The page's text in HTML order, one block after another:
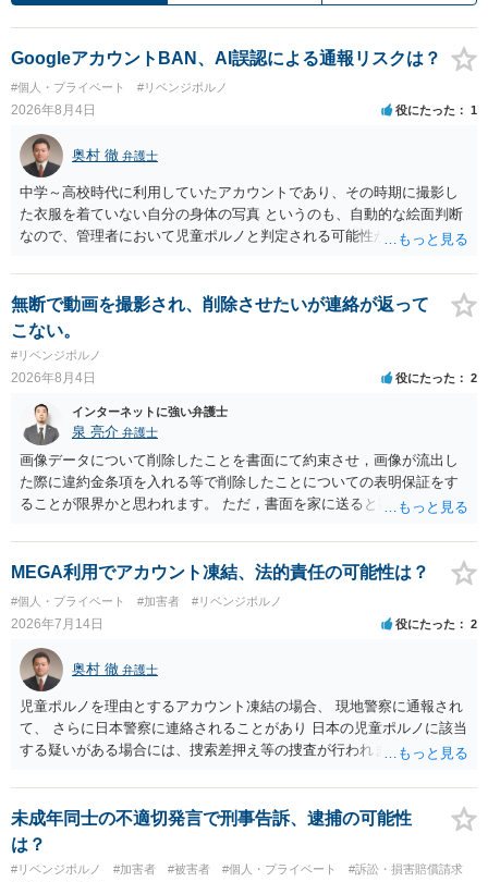
GoogleアカウントBAN、AI誤認による通報リスクは？
#個人・プライベート #リベンジポルノ
2026年8月4日 役にたった 1
奥村 徹 弁護士
中学～高校時代に利用していたアカウントであり、その時期に撮影し
た衣服を着ていない自分の身体の写真 というのも、自動的な絵面判断
なので、管理者において児童ポルノと判定される可能性があります。
無断で動画を撮影され、削除させたいが連絡が返って
こない。
#リベンジポルノ
2026年8月4日 役にたった 2
インターネットに強い弁護士
泉 亮介 弁護士
画像データについて削除したことを書面にて約束させ，画像が流出し
た際に違約金条項を入れる等で削除したことについての表明保証をす
ることが限界かと思われます。 ただ，書面を家に送ると家族に不貞行
除等を求めることは避けたほうが良いかと思われます。
MEGA利用でアカウント凍結、法的責任の可能性は？
#個人・プライベート #加害者 #リベンジポルノ
2026年7月14日 役にたった 2
奥村 徹 弁護士
児童ポルノを理由とするアカウント凍結の場合、 現地警察に通報され
て、 さらに日本警察に連絡されることがあり 日本の児童ポルノに該当
する疑いがある場合には、捜索差押え等の捜査が行われます。 実際に
ください。
未成年同士の不適切発言で刑事告訴、逮捕の可能性
は？
#リベンジポルノ #加害者 #被害者 #個人・プライベート #訴訟・損害賠償請求